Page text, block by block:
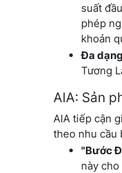
suất
phép
khoản
Đa
Tương
AIA: Sản
AIA tiếp cận
theo nhu cầu
"Bước
này